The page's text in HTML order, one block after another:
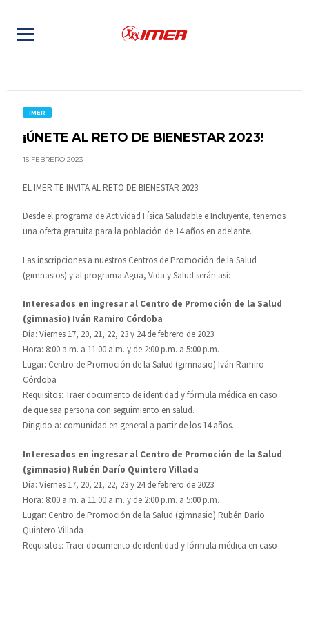
IMER
¡ÚNETE AL RETO DE BIENESTAR 2023!
15 FEBRERO 2023
EL IMER TE INVITA AL RETO DE BIENESTAR 2023
Desde el programa de Actividad Física Saludable e Incluyente, tenemos
una oferta gratuita para la población de 14 años en adelante.
Las inscripciones a nuestros Centros de Promoción de la Salud
(gimnasios) y al programa Agua, Vida y Salud serán así:
Interesados en ingresar al Centro de Promoción de la Salud
(gimnasio) Iván Ramiro Córdoba
Día: Viernes 17, 20, 21, 22, 23 y 24 de febrero de 2023
Hora: 8:00 a.m. a 11:00 a.m. y de 2:00 p.m. a 5:00 p.m.
Lugar: Centro de Promoción de la Salud (gimnasio) Iván Ramiro
Córdoba
Requisitos: Traer documento de identidad y fórmula médica en caso
de que sea persona con seguimiento en salud.
Dirigido a: comunidad en general a partir de los 14 años.
Interesados en ingresar al Centro de Promoción de la Salud
(gimnasio) Rubén Darío Quintero Villada
Día: Viernes 17, 20, 21, 22, 23 y 24 de febrero de 2023
Hora: 8:00 a.m. a 11:00 a.m. y de 2:00 p.m. a 5:00 p.m.
Lugar: Centro de Promoción de la Salud (gimnasio) Rubén Darío
Quintero Villada
Requisitos: Traer documento de identidad y fórmula médica en caso